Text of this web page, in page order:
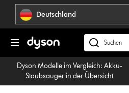
Navigation
überspringenDeutschland
dyson.de
durchsuchen
Dyson Modelle im Vergleich: Akku-
Staubsauger in der Übersicht